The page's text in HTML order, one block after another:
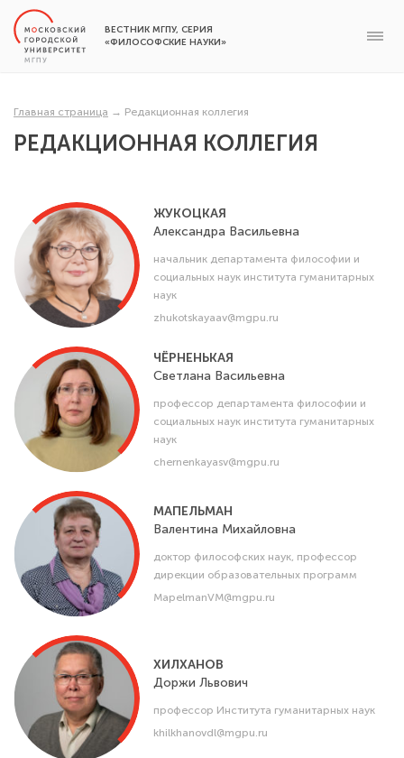
ВЕСТНИК МГПУ, СЕРИЯ
«ФИЛОСОФСКИЕ НАУКИ»
Главная страница → Редакционная коллегия
РЕДАКЦИОННАЯ КОЛЛЕГИЯ
ЖУКОЦКАЯ
Александра Васильевна
начальник департамента философии и
социальных наук института гуманитарных
наук
zhukotskayaav@mgpu.ru
ЧЁРНЕНЬКАЯ
Светлана Васильевна
профессор департамента философии и
социальных наук института гуманитарных
наук
chernenkayasv@mgpu.ru
МАПЕЛЬМАН
Валентина Михайловна
доктор философских наук, профессор
дирекции образовательных программ
MapelmanVM@mgpu.ru
ХИЛХАНОВ
Доржи Львович
профессор Института гуманитарных наук
khilkhanovdl@mgpu.ru